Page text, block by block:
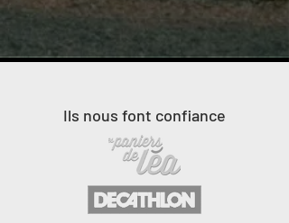
Ils nous font confiance